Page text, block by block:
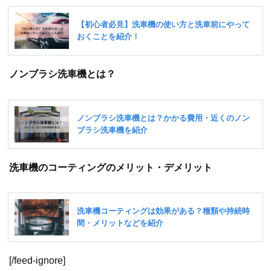
ノンブラシ洗車機とは？
洗車機のコーティングのメリット・デメリット
[/feed-ignore]